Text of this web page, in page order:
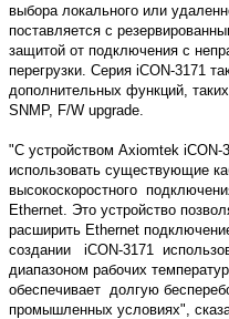
выбора локального или
поставляется с
защитой от подключения с
перегрузки. Серия iCON-3171
дополнительных функций,
SNMP, F/W upgrade
"С устройством Axiomtek iCON-
использовать существующие
высокоскоростного
Ethernet. Это устройство
расширить Ethernet
создании
iCON-3171
диапазоном рабочих
обеспечивает долгую
промышленных условиях",